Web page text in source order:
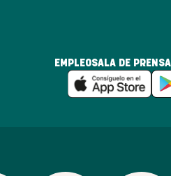
EMPLEOSALA DE PRENSA